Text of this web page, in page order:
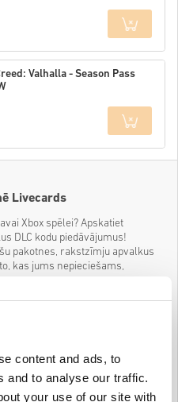
content and ads, to
and to analyse our traffic.
your use of our site with
Details
Valhalla - Season Pass
Livecards
Xbox spēlei? Apskatiet
DLC kodu piedāvājumus!
pakotnes, rakstzīmju apvalkus
kas jums nepieciešams,
Tas attiecas uz
pēc tās izlaišanas. DLC
apvalkus, varoņus un daudz
var turpināt atbalstīt spēli pēc
jaunu pieredzi.